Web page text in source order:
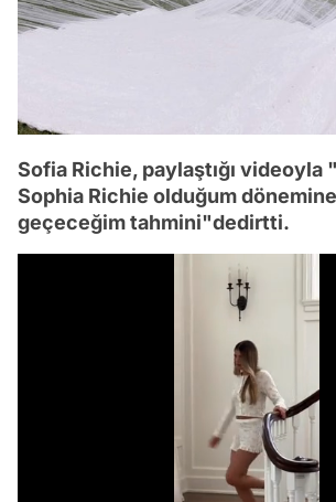
Sofia Richie, paylaştığı videoyla
Sophia Richie olduğum
geçeceğim tahmini"dedirtti.